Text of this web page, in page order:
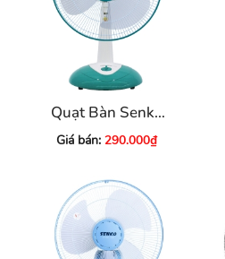
Quạt Bàn Senko
B1213
Giá bán: 290.000₫